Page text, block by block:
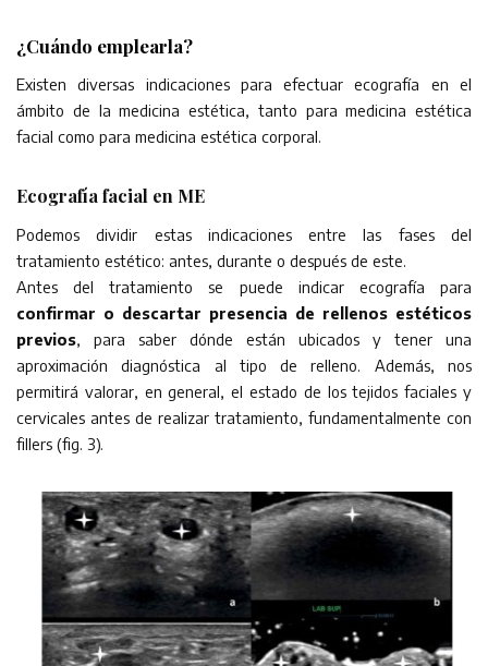
¿Cuándo emplearla?
Existen diversas indicaciones para efectuar ecografía en el
ámbito de la medicina estética, tanto para medicina estética
facial como para medicina estética corporal.
Ecografía facial en ME
Podemos dividir estas indicaciones entre las fases del
tratamiento estético: antes, durante o después de este.
Antes del tratamiento se puede indicar ecografía para
confirmar o descartar presencia de rellenos estéticos
previos, para saber dónde están ubicados y tener una
aproximación diagnóstica al tipo de relleno. Además, nos
permitirá valorar, en general, el estado de los tejidos faciales y
cervicales antes de realizar tratamiento, fundamentalmente con
fillers (fig. 3).